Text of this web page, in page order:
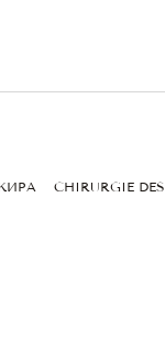
CHIRURGIE